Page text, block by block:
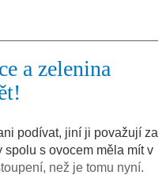
a zelenina
podívat, jiní ji považují za
s ovocem měla mít v
než je tomu nyní.